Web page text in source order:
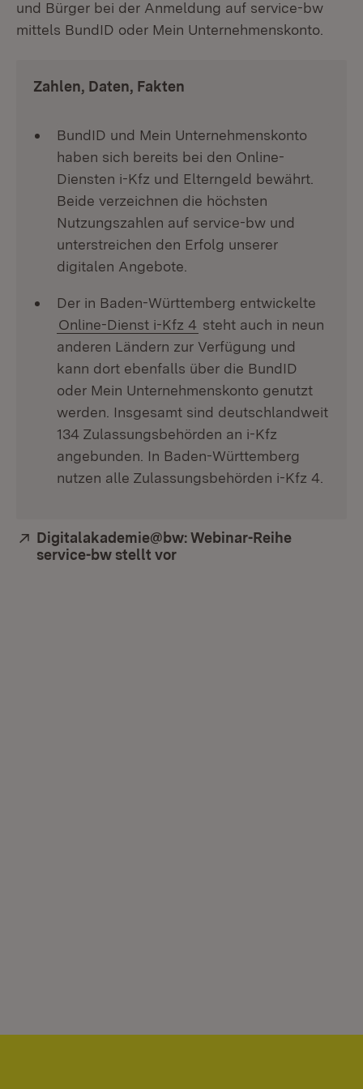
und Bürger bei der Anmeldung auf service-bw
mittels BundID oder Mein Unternehmenskonto.
Zahlen, Daten, Fakten
BundID und Mein Unternehmenskonto
haben sich bereits bei den Online-
Diensten i-Kfz und Elterngeld bewährt.
Beide verzeichnen die höchsten
Nutzungszahlen auf service-bw und
unterstreichen den Erfolg unserer
digitalen Angebote.
Der in Baden-Württemberg entwickelte
Online-Dienst i-Kfz 4 steht auch in neun
anderen Ländern zur Verfügung und
kann dort ebenfalls über die BundID
oder Mein Unternehmenskonto genutzt
werden. Insgesamt sind deutschlandweit
134 Zulassungsbehörden an i-Kfz
angebunden. In Baden-Württemberg
nutzen alle Zulassungsbehörden i-Kfz 4.
Extern:
Digitalakademie@bw: Webinar-Reihe
service-bw stellt vor